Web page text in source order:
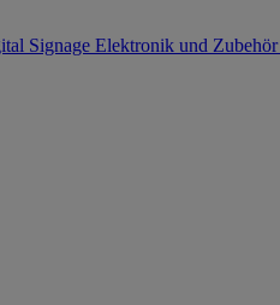
Signage Elektronik und Zubehör